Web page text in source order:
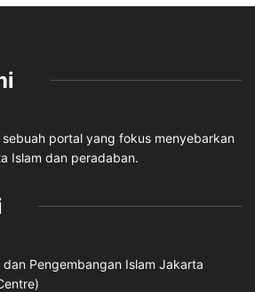
portal yang fokus menyebarkan
Islam dan peradaban.
dan Pengembangan Islam Jakarta